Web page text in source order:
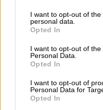
I want to opt-out of
personal data.
Opted In
I want to opt-out of the
Personal Data.
Opted In
I want to opt-out of
Personal Data for
Opted In
05.08.2026 - 12:11
Αντώνης Βουκλαρής -
05.08.2026 - 11:30
Η νέα εποχή στην